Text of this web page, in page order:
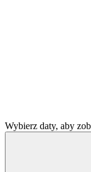
Wybierz daty, aby